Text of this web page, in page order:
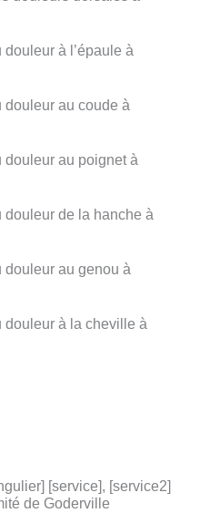
à l’épaule à
douleur au coude à
douleur au poignet à
douleur de la hanche à
douleur au genou à
douleur à la cheville à
[service], [service2]
de Goderville